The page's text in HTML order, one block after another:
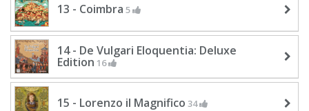
13 - Coimbra 5
14 - De Vulgari Eloquentia: Deluxe
Edition 16
15 - Lorenzo il Magnifico 34